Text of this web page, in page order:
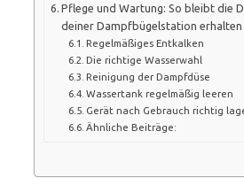
Pflege und Wartung: So bleibt die
deiner Dampfbügelstation erhalten
Regelmäßiges Entkalken
Die richtige Wasserwahl
Reinigung der Dampfdüse
Wassertank regelmäßig leeren
Gerät nach Gebrauch richtig
Ähnliche Beiträge: